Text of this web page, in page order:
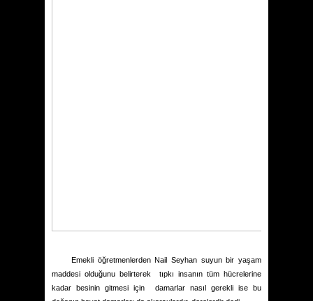
Emekli öğretmenlerden Nail Seyhan suyun bir yaşam
maddesi olduğunu belirterek
tıpkı insanın tüm hücrelerine
kadar besinin gitmesi için
damarlar nasıl gerekli ise bu